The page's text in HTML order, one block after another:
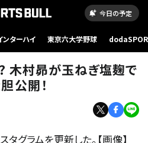
今日の予定
ンターハイ 東京六大学野球
木村昴が玉ねぎ塩麹で
公開！
グラムを更新した。【画像】